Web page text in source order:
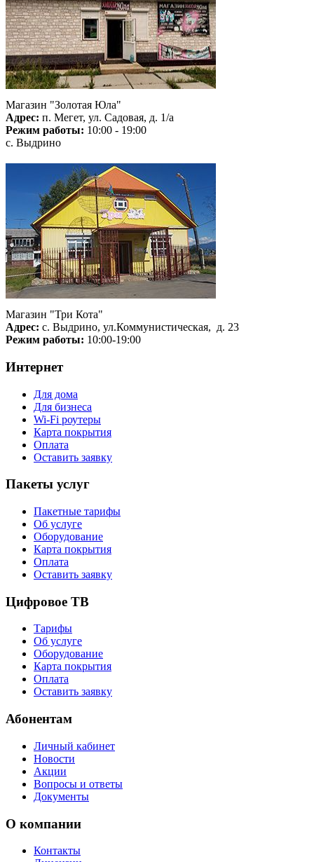
Магазин "Золотая Юла"
Адрес: п. Мегет, ул. Садовая, д. 1/а
Режим работы: 10:00 - 19:00
с. Выдрино
Магазин "Три Кота"
Адрес: с. Выдрино, ул.Коммунистическая, д. 23
Режим работы: 10:00-19:00
Интернет
Для дома
Для бизнеса
Wi-Fi роутеры
Карта покрытия
Оплата
Оставить заявку
Пакеты услуг
Пакетные тарифы
Об услуге
Оборудование
Карта покрытия
Оплата
Оставить заявку
Цифровое ТВ
Тарифы
Об услуге
Оборудование
Карта покрытия
Оплата
Оставить заявку
Абонентам
Личный кабинет
Новости
Акции
Вопросы и ответы
Документы
О компании
Контакты